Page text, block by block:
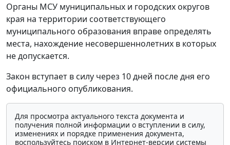
Органы МСУ муниципальных и городских округов
края на территории соответствующего
муниципального образования вправе определять
места, нахождение несовершеннолетних в которых
не допускается.
Закон вступает в силу через 10 дней после дня его
официального опубликования.
Для просмотра актуального текста документа и
получения полной информации о вступлении в силу,
изменениях и порядке применения документа,
воспользуйтесь поиском в Интернет-версии системы